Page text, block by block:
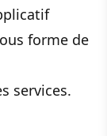
forme de
services.